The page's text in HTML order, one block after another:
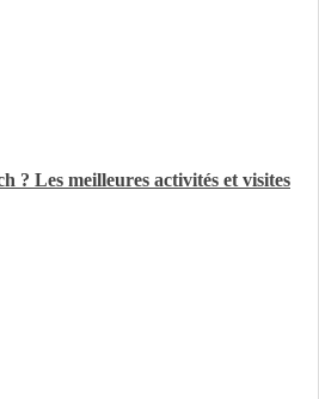
? Les meilleures activités et visites